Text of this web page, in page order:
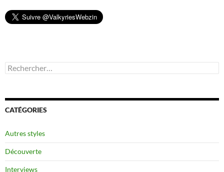
Rechercher :
CATÉGORIES
Autres styles
Découverte
Interviews